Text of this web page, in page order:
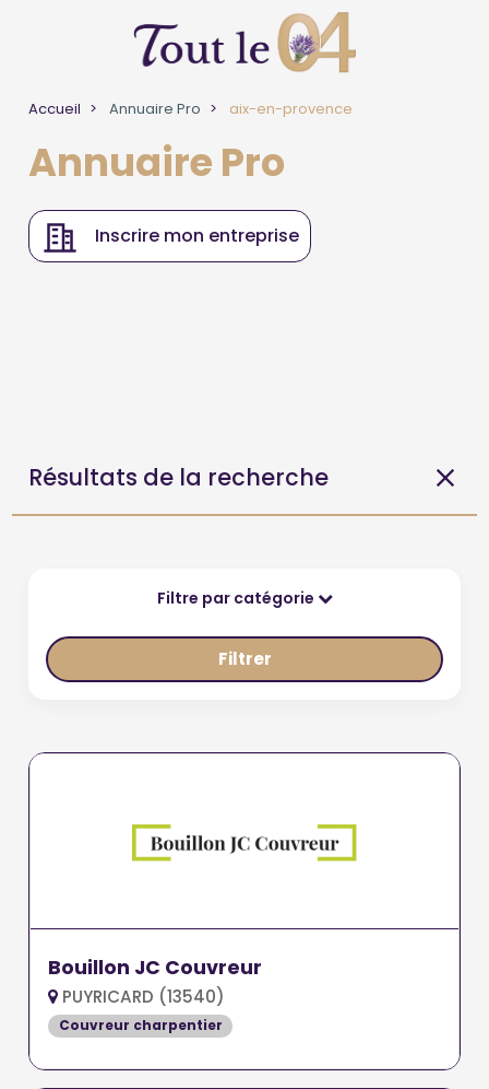
Accueil Annuaire Pro aix-en-provence
Annuaire Pro
Inscrire mon entreprise
Résultats de la recherche
Filtre par catégorie
Filtrer
Bouillon JC Couvreur
PUYRICARD (13540)
Couvreur charpentier